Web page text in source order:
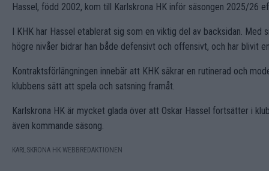
Hassel, född 2002, kom till Karlskrona HK inför säsongen 2025/26
I KHK har Hassel etablerat sig som en viktig del av backsidan.
högre nivåer bidrar han både defensivt och offensivt, och har blivit
Kontraktsförlängningen innebär att KHK säkrar en rutinerad och
klubbens sätt att spela och satsning framåt.
Karlskrona HK är mycket glada över att Oskar Hassel fortsätter i
även kommande säsong.
KARLSKRONA HK WEBBREDAKTIONEN